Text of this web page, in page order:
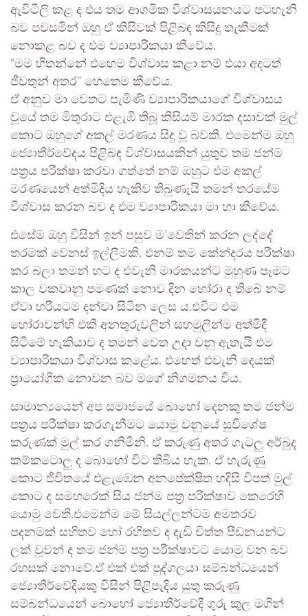
ඇවිටිලි කළ ද එය තම ආගමික විශ්වාසයනයට පටහැනි
බව පවසමින් ඔහු ඒ කිසිවක් පිළිබඳ කිසිදු තැකීමක්
නොකළ බව ද එම ව්‍යාපාරිකයා කීවේය.
“මම හිතන්නේ එහෙම විශ්වාස කළා නම් එයා අදටත්
ජීවතුන් අතර” හෙතෙම කීවේය.
ඒ අනුව මා වෙතට පැමිණි ව්‍යාපාරිකයාගේ විශ්වාසය
වූයේ තම මිතුරාට එළැඹී තිබූ කිසියම් මාරක දසාවක් මුල්
කොට ඔහුගේ අකල් මරණය සිදු වූ බවකි. එමෙන්ම ඔහු
ජ්‍යොතීර්වේදය පිළිබඳ විශ්වාසයකින් යුතුව තම ජන්ම
පත්‍රය පරීක්ෂා කරවා ගත්තේ නම් ඔහුට එම අකල්
මරණයෙන් අත්මිදිය හැකිව තිබුණැයි තමන් තරයේම
විශ්වාස කරන බව ද එම ව්‍යාපාරිකයා මා හා කීවේය.
එසේම ඔහු විසින් ඉන් පසුව ම’වෙතින් කරන ලද්දේ
තරමක් වෙනස් ඉල්ලීමකි. එනම් තම කේන්දරය පරීක්ෂා
කර බලා තමන් හට ද එවැනි මාරකයන්ට මුහුණ පෑමට
කාල වකවානු පමණක් නොව දින හෝරා ද තිබේ නම්
ඒවා හරියටම දන්වා සිටින ලෙස ය.එවිට එම
හෝරාවන්හි එකී අනතුරුවලින් සහමුලින්ම අත්මිදී
සිටීමේ හැකියාව ද තමන් වෙත උදා වනු ඇතැයි එම
ව්‍යාපාරිකයා විශ්වාස කළේය. එහෙත් එවැනි දෙයක්
ප්‍රායෝගික නොවන බව මගේ නිගමනය විය.
සාමාන්‍යයෙන් අප සමාජයේ බොහෝ දෙනකු තම ජන්ම
පත්‍රය පරීක්ෂා කරගැනීමට යොමු වනුයේ සුවිශේෂ
කරුණක් මුල් කර ගනිමිනි. ඒ කරුණු අතර ගැටලු අර්බුද
කම්කටොලු ද බොහෝ විට තිබිය හැක. ඒ හැරුණු
කොට ජීවිතයේ එළැඹෙන අනපේක්ෂිත හදිසි විපත් මුල්
කොට ද සමහරෙක් සිය ජන්ම පත්‍ර පරීක්ෂාව කෙරෙහි
යොමු වෙති.එමෙන්ම මේ සියල්ලන්ටම අමතරව
පදනමක් සහිතව හෝ රහිතව ද දැඩි චිත්ත පීඩනයන්ට
ලක් වූවන් ද තම ජන්ම පත්‍ර පරීක්ෂාවට යොමු වන බව
රහසක් නොවේ.ඒ එක් එක් පුද්ගලයා සම්බන්ධයෙන්
ජ්‍යොතීර්වේදියකු විසින් පිළිපැදිය යුතු කරුණු
සම්බන්ධයෙන් බොහෝ ජ්‍යොතීර්වේදී ගුරු කුල මගින්